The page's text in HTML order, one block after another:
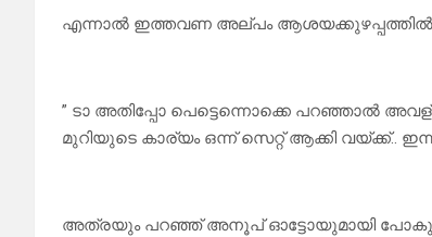
എന്നാൽ ഇത്തവണ അല്പം
” ടാ അതിപ്പോ പെട്ടെന്നൊക്കെ പറഞ്ഞാൽ
മുറിയുടെ കാര്യം ഒന്ന് സെറ്റ് ആക്കി വയ്ക്ക്..
അത്രയും പറഞ്ഞ് അനൂപ് ഓട്ടോയുമായി